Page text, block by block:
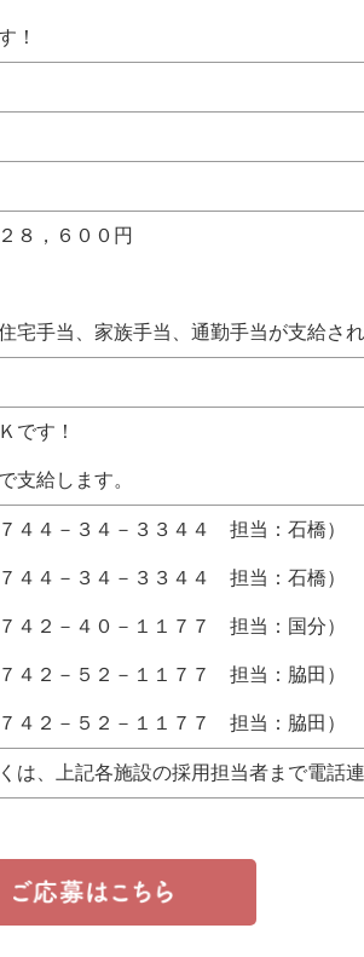
！
，６００円
手当、家族手当、通勤手当が支給され
です！
支給します。
４－３４－３３４４ 担当：石橋）
４－３４－３３４４ 担当：石橋）
２－４０－１１７７ 担当：国分）
４２－５２－１１７７ 担当：脇田）
２－５２－１１７７ 担当：脇田）
は、上記各施設の採用担当者まで電話